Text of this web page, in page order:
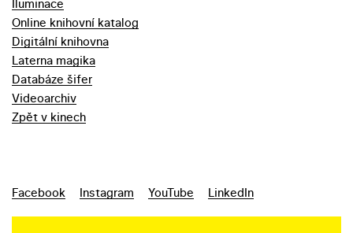
Iluminace
Online knihovní katalog
Digitální knihovna
Laterna magika
Databáze šifer
Videoarchiv
Zpět v kinech
Facebook Instagram YouTube LinkedIn